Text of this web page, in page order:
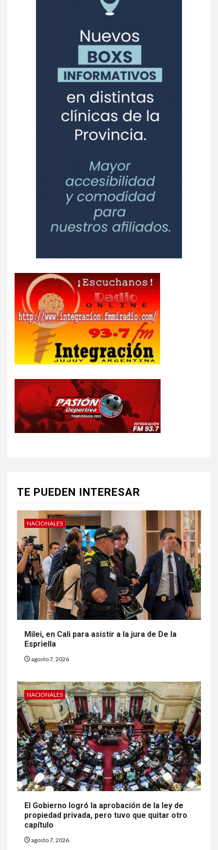
TE PUEDEN INTERESAR
NACIONALES
Milei, en Cali para asistir a la jura de De la
Espriella
agosto 7, 2026
NACIONALES
El Gobierno logró la aprobación de la ley de
propiedad privada, pero tuvo que quitar otro
capítulo
agosto 7, 2026